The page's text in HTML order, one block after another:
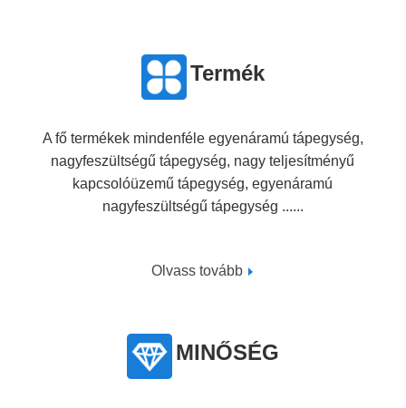
Termék
A fő termékek mindenféle egyenáramú tápegység,
nagyfeszültségű tápegység, nagy teljesítményű
kapcsolóüzemű tápegység, egyenáramú
nagyfeszültségű tápegység ......
Olvass tovább
MINŐSÉG